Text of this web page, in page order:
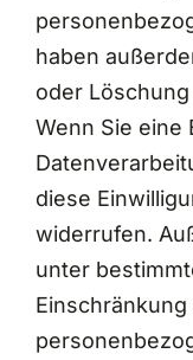
haben
oder
Wenn Sie eine
diese
widerrufen.
unter